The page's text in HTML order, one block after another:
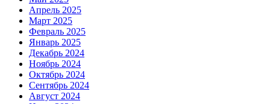
Апрель 2025
Март 2025
Февраль 2025
Январь 2025
Декабрь 2024
Ноябрь 2024
Октябрь 2024
Сентябрь 2024
Август 2024